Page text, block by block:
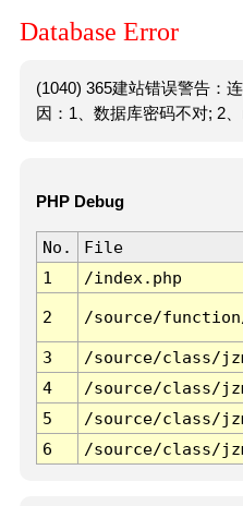
Database Error
(1040) 365建站错误警告：
因：1、数据库密码不对; 2、
PHP Debug
No. File
1
/index.php
2 /source/
3 /source/class/
4
/source/class/
5
/source/class/
6
/source/class/